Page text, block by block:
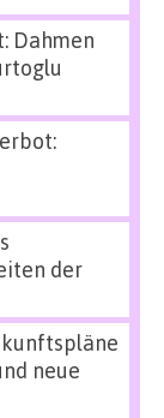
Dahmen
der
neue